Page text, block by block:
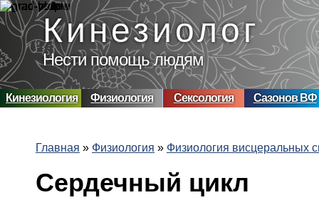
Перейти к основному содержанию
Кинезиолог
Нести помощь людям
Кинезиология Физиология Сексология Сазонов ВФ
Вы здесь
Главная » Физиология » Физиология висцеральных
Сердечный цикл